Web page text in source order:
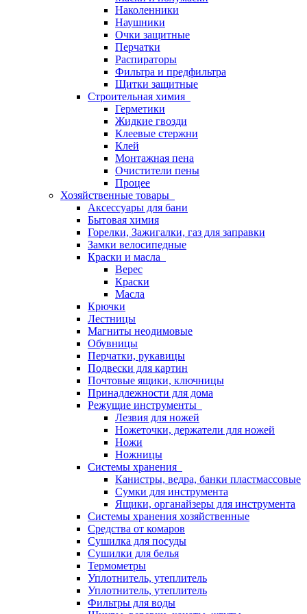
Наколенники
Наушники
Очки защитные
Перчатки
Распираторы
Фильтра и предфильтра
Щитки защитные
Строительная химия
Герметики
Жидкие гвозди
Клеевые стержни
Клей
Монтажная пена
Очистители пены
Процее
Хозяйственные товары
Аксессуары для бани
Бытовая химия
Горелки, Зажигалки, газ для заправки
Замки велосипедные
Краски и масла
Верес
Краски
Масла
Крючки
Лестницы
Магниты неодимовые
Обувницы
Перчатки, рукавицы
Подвески для картин
Почтовые ящики, ключницы
Принадлежности для дома
Режущие инструменты
Лезвия для ножей
Ножеточки, держатели для ножей
Ножи
Ножницы
Системы хранения
Канистры, ведра, банки пластмассовые
Сумки для инструмента
Ящики, органайзеры для инструмента
Системы хранения хозяйственные
Средства от комаров
Сушилка для посуды
Сушилки для белья
Термометры
Уплотнитель, утеплитель
Уплотнитель, утеплитель
Фильтры для воды